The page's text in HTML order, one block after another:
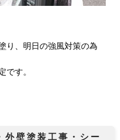
り、明日の強風対策の為
です。
壁塗装工事・シー